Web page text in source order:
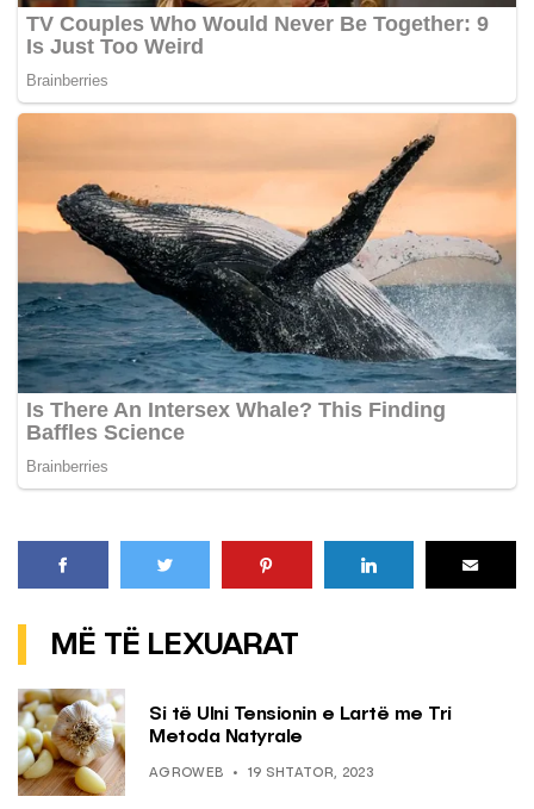
MË TË LEXUARAT
Si të Ulni Tensionin e Lartë me Tri
Metoda Natyrale
AGROWEB 19 SHTATOR, 2023